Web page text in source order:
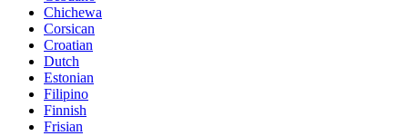
Chichewa
Corsican
Croatian
Dutch
Estonian
Filipino
Finnish
Frisian